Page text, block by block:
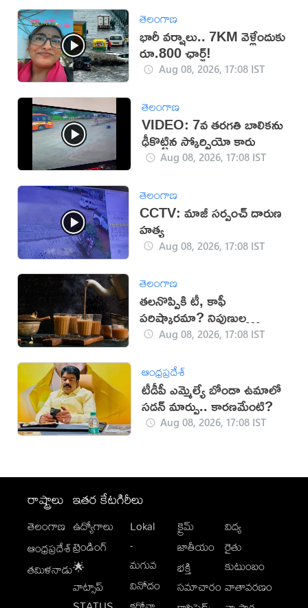
తెలంగాణ
భారీ వర్షాలు.. 7KM వెళ్లేందుకు
రూ.800 ఛార్జ్!
Aug 08, 2026, 17:08 IST
తెలంగాణ
VIDEO: 7వ తరగతి బాలికను
ఢీకొట్టిన స్కోర్పియో కారు
Aug 08, 2026, 17:08 IST
తెలంగాణ
CCTV: మాజీ సర్పంచ్ దారుణ
హత్య
Aug 08, 2026, 17:08 IST
తెలంగాణ
తలనొప్పికి టీ, కాఫీ
పరిష్కారమా? నిపుణుల
సూచనలు ఇవే!
Aug 08, 2026, 17:08 IST
ఆంధ్రప్రదేశ్
టీడీపీ ఎమ్మెల్యే బోండా ఉమాలో
సడన్‌ మార్పు.. కారణమేంటి?
Aug 08, 2026, 17:08 IST
రాష్ట్రాలు
తెలంగాణ
ఆంధ్రప్రదేశ్
తమిళనాడు
ఇతర కేటగిరీలు
ఉద్యోగాలు
ట్రెండింగ్
🌟
వాట్సాప్
Lokal
-
మగువ
వినోదం
క్రైమ్
జాతీయం
భక్తి
సమాచారం
విద్య
రైతు
కుటుంబం
వాతావరణం